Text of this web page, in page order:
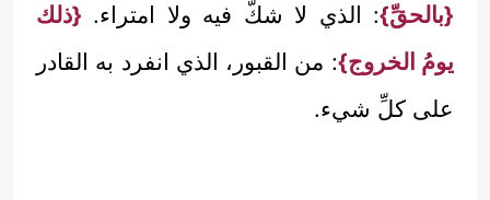
{بالحقِّ}: الذي لا شكَّ فيه ولا امتراء. {ذلك
يومُ الخروج}: من القبور، الذي انفرد به القادر
على كلِّ شيء.